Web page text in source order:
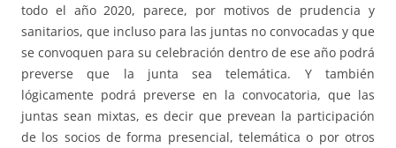
todo el año 2020, parece, por motivos de prudencia y
sanitarios, que incluso para las juntas no convocadas y que
se convoquen para su celebración dentro de ese año podrá
preverse que la junta sea telemática. Y también
lógicamente podrá preverse en la convocatoria, que las
juntas sean mixtas, es decir que prevean la participación
de los socios de forma presencial, telemática o por otros